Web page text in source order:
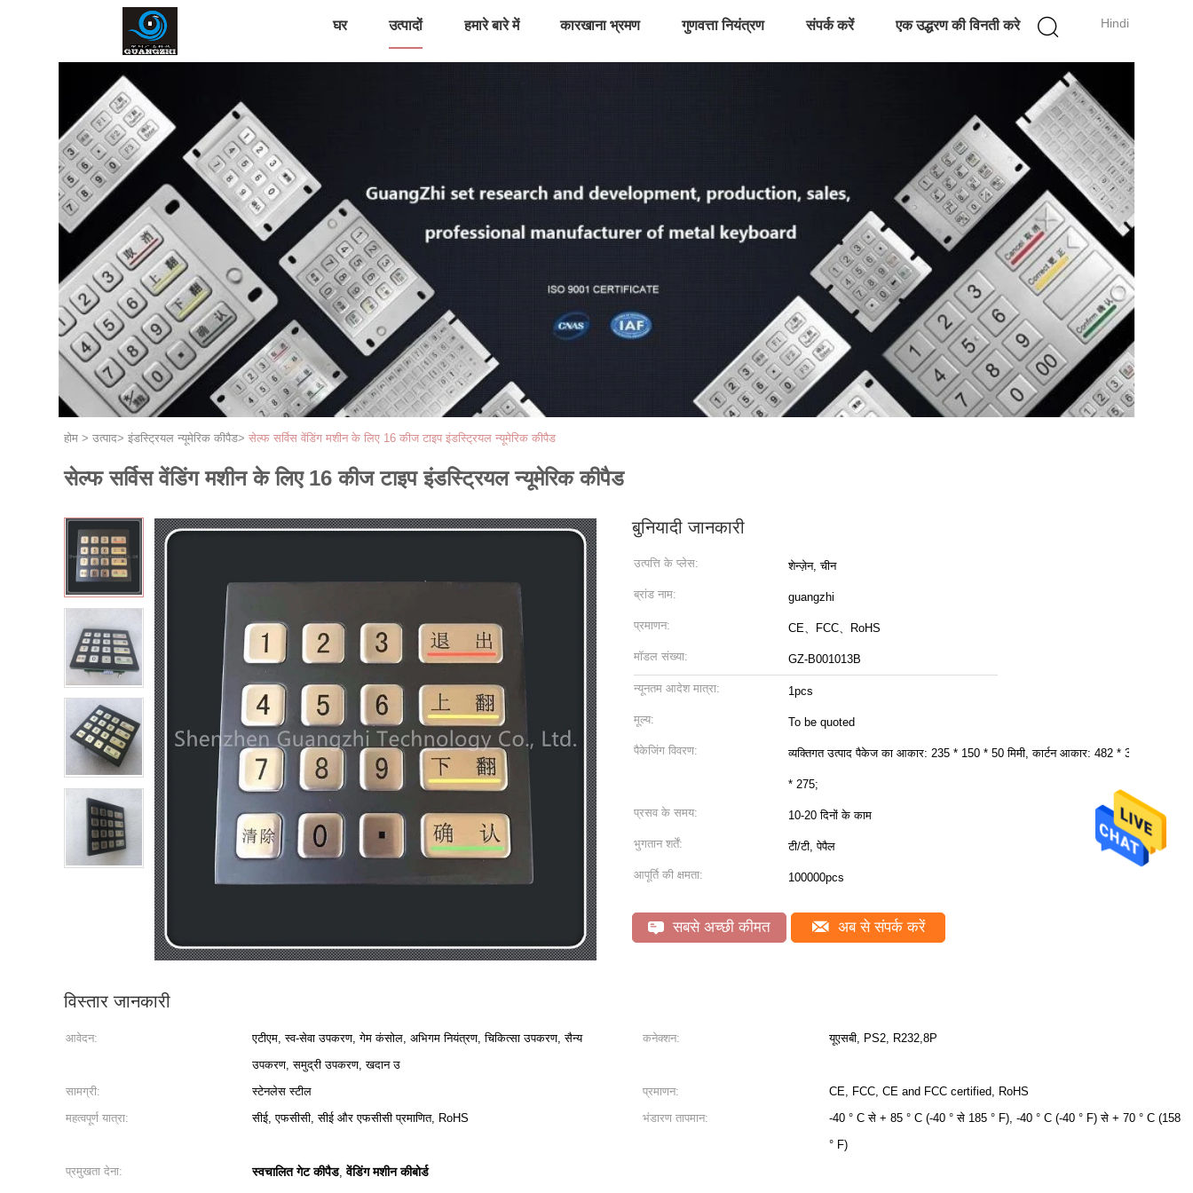
Hindi
घर उत्पादों हमारे बारे में कारखाना भ्रमण गुणवत्ता नियंत्रण संपर्क करें एक उद्धरण की विनती करे
होम > उत्पाद> इंडस्ट्रियल न्यूमेरिक कीपैड> सेल्फ सर्विस वेंडिंग मशीन के लिए 16 कीज टाइप इंडस्ट्रियल न्यूमेरिक कीपैड
सेल्फ सर्विस वेंडिंग मशीन के लिए 16 कीज टाइप इंडस्ट्रियल न्यूमेरिक कीपैड
बुनियादी जानकारी
उत्पत्ति के प्लेस: शेन्ज़ेन, चीन
ब्रांड नाम: guangzhi
प्रमाणन: CE、FCC、RoHS
मॉडल संख्या: GZ-B001013B
न्यूनतम आदेश मात्रा: 1pcs
मूल्य: To be quoted
पैकेजिंग विवरण: व्यक्तिगत उत्पाद पैकेज का आकार: 235 * 150 * 50 मिमी, कार्टन आकार: 482 * 320
* 275;
प्रसव के समय: 10-20 दिनों के काम
भुगतान शर्तें: टी/टी, पेपैल
आपूर्ति की क्षमता: 100000pcs
सबसे अच्छी कीमत अब से संपर्क करें
विस्तार जानकारी
आवेदन:
एटीएम, स्व-सेवा उपकरण, गेम कंसोल, अभिगम नियंत्रण, चिकित्सा उपकरण, सैन्य
उपकरण, समुद्री उपकरण, खदान उ
कनेक्शन: यूएसबी, PS2, R232,8P
सामग्री: स्टेनलेस स्टील प्रमाणन:
CE, FCC, CE and FCC certified, RoHS
महत्वपूर्ण यात्रा:
सीई, एफसीसी, सीई और एफसीसी प्रमाणित, RoHS भंडारण तापमान:
-40 ° C से + 85 ° C (-40 ° से 185 ° F), -40 ° C (-40 ° F) से + 70 ° C (158
° F)
प्रमुखता देना:
स्वचालित गेट कीपैड,वेंडिंग मशीन कीबोर्ड